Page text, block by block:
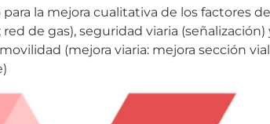
la mejora cualitativa de los factores
de gas), seguridad viaria
(mejora viaria: mejora sección